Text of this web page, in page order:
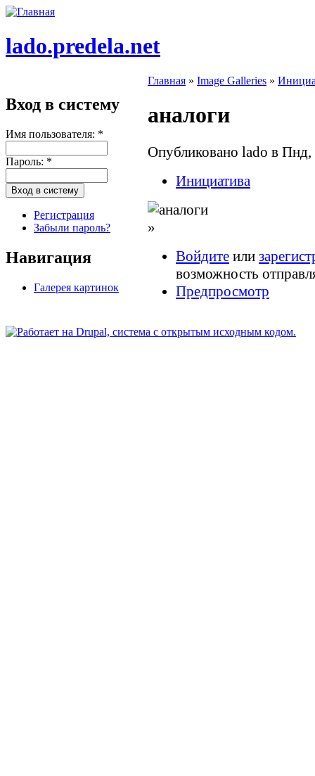
lado.predela.net
Вход в систему
Имя пользователя: *
Пароль: *
Регистрация
Забыли пароль?
Навигация
Галерея картинок
Главная » Image Galleries »
аналоги
Опубликовано lado в
Инициатива
»
Войдите или
возможность
Предпросмотр